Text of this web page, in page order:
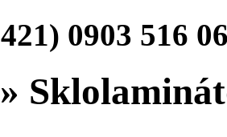
0903 516
»